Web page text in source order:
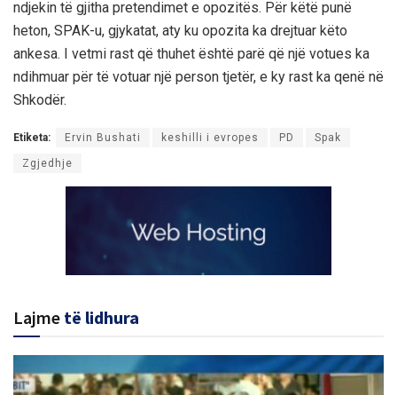
ndjekin të gjitha pretendimet e opozitës. Për këtë punë
heton, SPAK-u, gjykatat, aty ku opozita ka drejtuar këto
ankesa. I vetmi rast që thuhet është parë që një votues ka
ndihmuar për të votuar një person tjetër, e ky rast ka qenë në
Shkodër.
Etiketa: Ervin Bushati keshilli i evropes PD Spak
Zgjedhje
Lajme të lidhura